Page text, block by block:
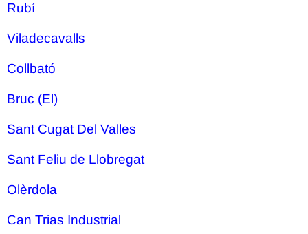
Rubí
Viladecavalls
Collbató
Bruc (El)
Sant Cugat Del Valles
Sant Feliu de Llobregat
Olèrdola
Can Trias Industrial